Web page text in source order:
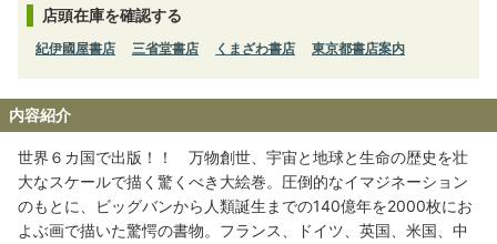
店頭在庫を確認する
紀伊國屋書店 三省堂書店 くまざわ書店 東京都書店案内
内容紹介
世界６カ国で出版！！ 万物創世、宇宙と地球と生命の歴史を壮
大なスケールで描く驚くべき大絵巻。圧倒的なイマジネーション
のもとに、ビッグバンから人類誕生までの140億年を2000枚にお
よぶ画で描いた驚愕の書物。フランス、ドイツ、英国、米国、中